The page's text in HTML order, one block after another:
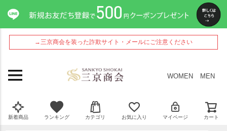
→三京商会を装った詐欺サイト・メールにご注意ください
WOMEN MEN
新着商品 ランキング カテゴリ お気に入り マイページ カート
ペー
ジト
ップ
へ